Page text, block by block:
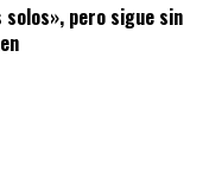
solos», pero sigue sin